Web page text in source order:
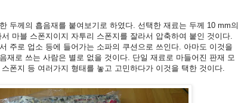
두께의 흡음재를 붙여보기로 하였다. 선택한 재료는 두께 10 mm의
마블 스폰지이지 자투리 스폰지를 잘라서 압축하여 붙인 것이다.
주로 업소 등에 들어가는 소파의 쿠션으로 쓰인다. 아마도 이것을
재로 쓰는 사람은 별로 없을 것이다. 단일 재료로 마들어진 판재 모
폰지 등 여러가지 형태를 놓고 고민하다가 이것을 택한 것이다.